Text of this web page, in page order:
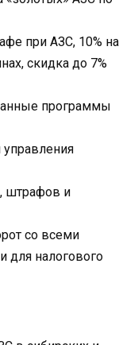
при АЗС, 10% на
скидка до 7%
программы
штрафов и
со всеми
для налогового